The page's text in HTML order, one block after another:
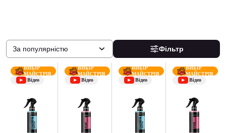
Фільтр
За популярністю
ВИБІР
МАЙСТРІВ
Відео
ВИБІР
МАЙСТРІВ
Відео
ВИБІР
МАЙСТРІВ
Відео
ВИБІР
МАЙСТРІВ
Відео